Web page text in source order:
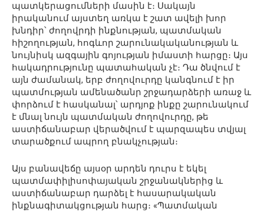
պատկերացումների մասին է։ Սակայն
իրականում այստեղ առկա է շատ ավելի խոր
խնդիր՝ ժողովրդի ինքնության, պատմական
հիշողության, հոգևոր շարունակականության և
նույնիսկ ազգային գոյության իմաստի հարցը։ Այս
հակադրությունը պատահական չէ։ Դա ծնվում է
այն ժամանակ, երբ ժողովուրդը կանգնում է իր
պատմության ամենածանր շրջադարձերի առաջ և
փորձում է հասկանալ՝ արդյոք ինքը շարունակում
է մնալ նույն պատմական ժողովուրդը, թե
աստիճանաբար վերածվում է պարզապես տվյալ
տարածքում ապրող բնակչության։
Այս բանավեճը այսօր արդեն դուրս է եկել
պատմափիլիսոփայական շրջանակներից և
աստիճանաբար դարձել է հասարակական
ինքնագիտակցության հարց։ «Պատմական